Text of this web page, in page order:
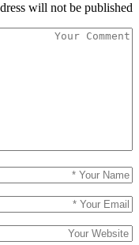
will not be published.